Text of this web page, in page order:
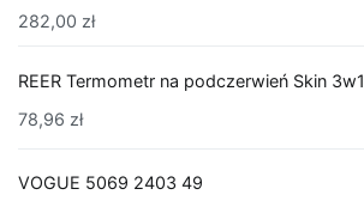
282,00 zł
REER Termometr na podczerwień Skin 3w1
78,96 zł
VOGUE 5069 2403 49